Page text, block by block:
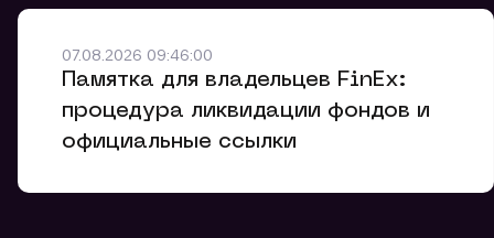
07.08.2026 09:46:00
Памятка для владельцев FinEx:
процедура ликвидации фондов и
официальные ссылки
Ваше